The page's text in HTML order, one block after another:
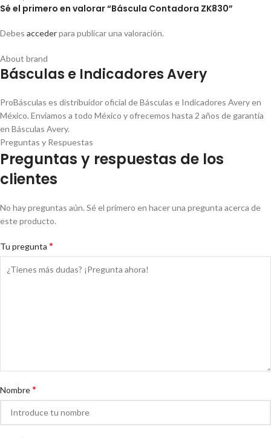
Sé el primero en valorar “Báscula Contadora ZK830”
Debes accederpara publicar una valoración.
About brand
Básculas e Indicadores Avery
ProBásculas es distribuidor oficial de Básculas e Indicadores Avery en
México. Enviamos a todo México y ofrecemos hasta 2 años de garantía
en Básculas Avery.
Preguntas y Respuestas
Preguntas y respuestas de los
clientes
No hay preguntas aún. Sé el primero en hacer una pregunta acerca de
este producto.
Tu pregunta *
Nombre*